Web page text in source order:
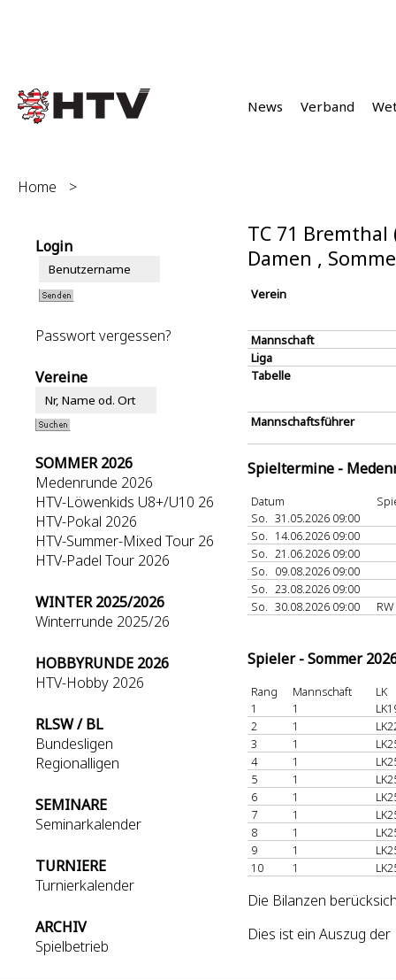
News Verband
Home >
Login
Passwort vergessen?
Vereine
SOMMER 2026
Medenrunde 2026
HTV-Löwenkids U8+/U10 26
HTV-Pokal 2026
HTV-Summer-Mixed Tour 26
HTV-Padel Tour 2026
WINTER 2025/2026
Winterrunde 2025/26
HOBBYRUNDE 2026
HTV-Hobby 2026
RLSW / BL
Bundesligen
Regionalligen
SEMINARE
Seminarkalender
TURNIERE
Turnierkalender
ARCHIV
Spielbetrieb
TC 71 Bremthal
Damen ,
Verein
Mannschaft
Liga
Tabelle
Mannschaftsführer
Spieltermine -
Datum
So. 31.05.2026 09:00
So. 14.06.2026 09:00
So. 21.06.2026 09:00
So. 09.08.2026 09:00
So. 23.08.2026 09:00
So. 30.08.2026 09:00
Spieler - Sommer
Rang Mannschaft
LK
1
1
2
1
3
1
4
1
5
1
6
1
7
1
8
1
9
1
10
1
Die Bilanzen
Dies ist ein Auszug